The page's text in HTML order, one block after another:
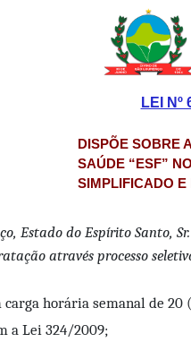
LEI Nº
DISPÕE SOBRE
SAÚDE “ESF”
SIMPLIFICADO
Estado do Espírito Santo,
através processo
carga horária semanal de
a Lei 324/2009;